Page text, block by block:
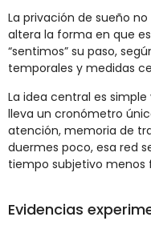
La privación de sueño
altera la forma en que
“sentimos” su paso,
temporales y medidas
La idea central es
lleva un cronómetro
atención, memoria de
duermes poco, esa red
tiempo subjetivo menos
Evidencias